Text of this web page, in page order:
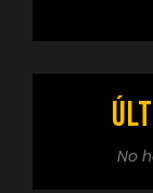
No